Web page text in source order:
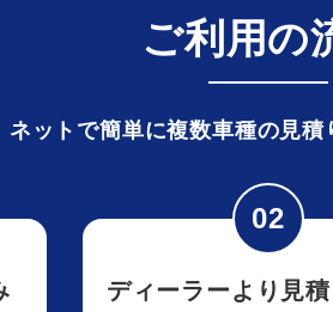
ご利用の
ネットで簡単に複数車種の見積
ディーラーより見積